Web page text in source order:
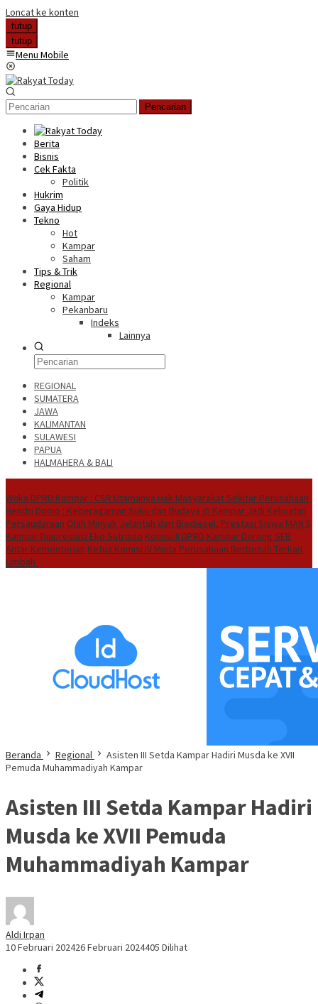
Loncat ke konten
tutup
tutup
Menu Mobile
Pencarian
Berita
Bisnis
Cek Fakta
Politik
Hukrim
Gaya Hidup
Tekno
Hot
Kampar
Saham
Tips & Trik
Regional
Kampar
Pekanbaru
Indeks
Lainnya
REGIONAL
SUMATERA
JAWA
KALIMANTAN
SULAWESI
PAPUA
HALMAHERA & BALI
Waka DPRD Kampar : CSR Utamanya Hak Masyarakat Sekitar Perusahaan
Hendri Domo : Keberagaman Suku dan Budaya di Kampar Jadi Kekuatan
Persaudaraan Olah Minyak Jelantah dari Biodiesel, Prestasi Siswa MAN 5
Kampar Diapresiasi Eko Sutrisno Komisi II DPRD Kampar Dorong SEB
Antar Kementerian Ketua Komisi IV Minta Perusahaan Berbenah Terkait
Limbah
Beranda Regional
Asisten III Setda Kampar Hadiri Musda ke XVII
Pemuda Muhammadiyah Kampar
Asisten III Setda Kampar Hadiri
Musda ke XVII Pemuda
Muhammadiyah Kampar
Aldi Irpan
10 Februari 202426 Februari 2024405 Dilihat